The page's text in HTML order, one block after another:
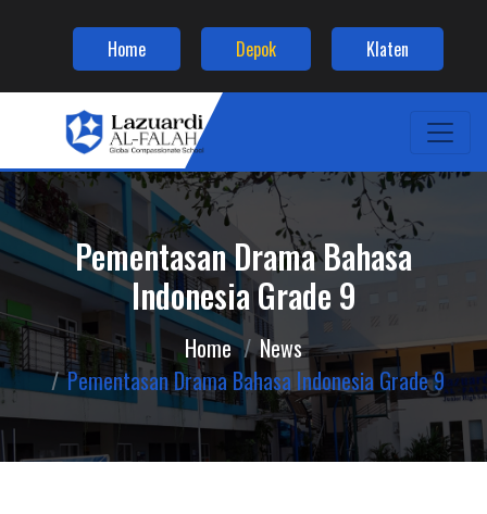
Home Depok Klaten
Pementasan Drama Bahasa
Indonesia Grade 9
Home
News
Pementasan Drama Bahasa Indonesia Grade 9